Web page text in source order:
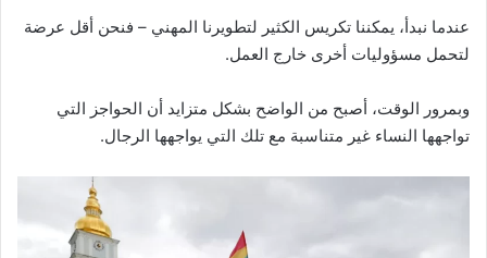
عندما نبدأ، يمكننا تكريس الكثير لتطويرنا المهني – فنحن أقل عرضة
لتحمل مسؤوليات أخرى خارج العمل.
وبمرور الوقت، أصبح من الواضح بشكل متزايد أن الحواجز التي
تواجهها النساء غير متناسبة مع تلك التي يواجهها الرجال.